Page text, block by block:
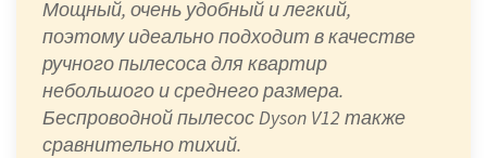
Мощный, очень удобный и легкий,
поэтому идеально подходит в качестве
ручного пылесоса для квартир
небольшого и среднего размера.
Беспроводной пылесос Dyson V12 также
сравнительно тихий.